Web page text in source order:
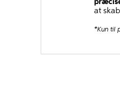
at
*Kun til